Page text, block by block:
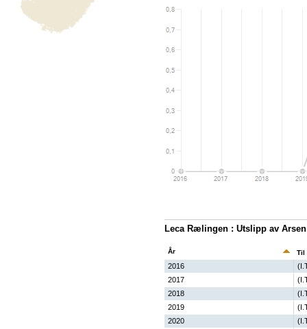
Leca Rælingen : Utslipp av
År
2016
2017
2018
2019
2020